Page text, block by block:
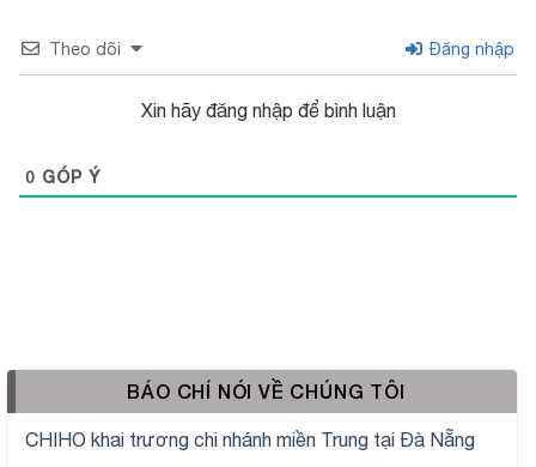
Theo dõi Đăng nhập
Xin hãy đăng nhập để bình luận
0 GÓP Ý
BÁO CHÍ NÓI VỀ CHÚNG TÔI
CHIHO khai trương chi nhánh miền Trung tại Đà Nẵng